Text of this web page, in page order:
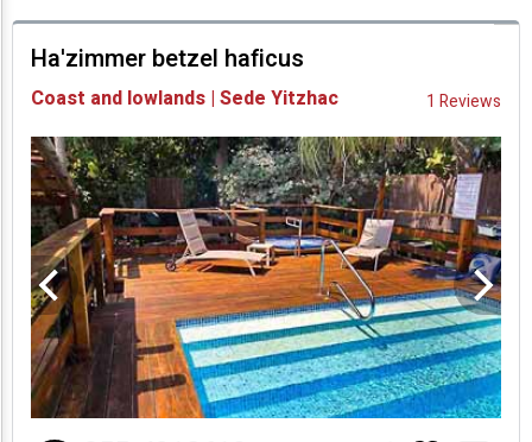
prices
Availability and
Prices
Ha'zimmer betzel haficus
Coast and lowlands | Sede Yitzhac 1 Reviews